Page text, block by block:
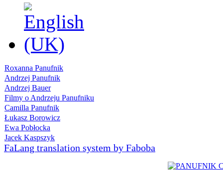
Roxanna Panufnik
Andrzej Panufnik
Andrzej Bauer
Filmy o Andrzeju Panufniku
Camilla Panufnik
Łukasz Borowicz
Ewa Pobłocka
Jacek Kaspszyk
FaLang translation system by Faboba